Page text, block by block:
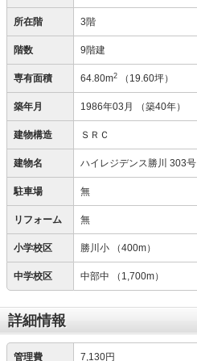
所在階 3階
階数 9階建
専有面積 64.80m2 （19.60坪）
築年月 1986年03月 （築40年）
建物構造 ＳＲＣ
建物名 ハイレジデンス勝川 303号
駐車場 無
リフォーム 無
小学校区 勝川小 （400m）
中学校区 中部中 （1,700m）
詳細情報
管理費 7,130円